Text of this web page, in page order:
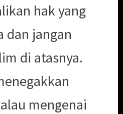
hak yang
dan jangan
di atasnya.
mengenai